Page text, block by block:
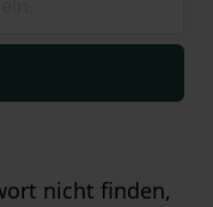
nicht finden,